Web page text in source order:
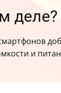
деле?
и